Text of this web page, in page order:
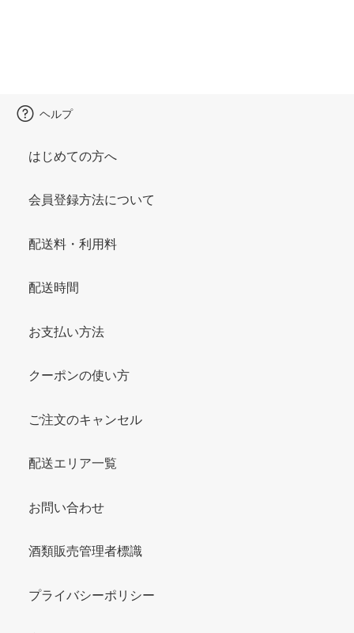
ヘルプ
はじめての方へ
会員登録方法について
配送料・利用料
配送時間
お支払い方法
クーポンの使い方
ご注文のキャンセル
配送エリア一覧
お問い合わせ
酒類販売管理者標識
プライバシーポリシー